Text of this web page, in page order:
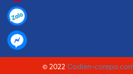
© 2022 Codien-